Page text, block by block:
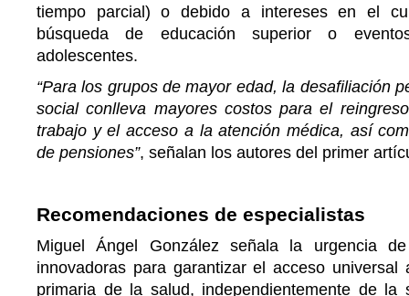
tiempo parcial) o debido a intereses en el
búsqueda de educación superior o
adolescentes.
“Para los grupos de mayor edad, la desafiliación
social conlleva mayores costos para el
trabajo y el acceso a la atención médica, así
de pensiones”, señalan los autores del primer
Recomendaciones de especialistas
Miguel Ángel González señala la urgencia
innovadoras para garantizar el acceso universal
primaria de la salud, independientemente de la